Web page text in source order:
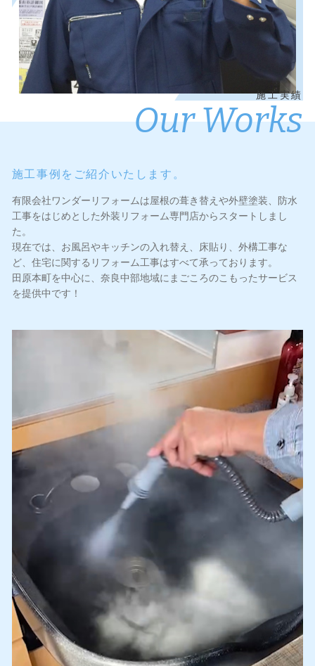
施工実績
Our Works
施工事例をご紹介いたします。
有限会社ワンダーリフォームは屋根の葺き替えや外壁塗装、防水
工事をはじめとした外装リフォーム専門店からスタートしまし
た。
現在では、お風呂やキッチンの入れ替え、床貼り、外構工事な
ど、住宅に関するリフォーム工事はすべて承っております。
田原本町を中心に、奈良中部地域にまごころのこもったサービス
を提供中です！